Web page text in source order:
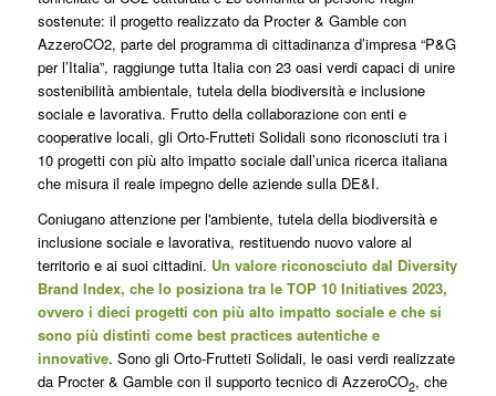
sostenute: il progetto realizzato da Procter & Gamble con
AzzeroCO2, parte del programma di cittadinanza d’impresa “P&G
per l’Italia”, raggiunge tutta Italia con 23 oasi verdi capaci di unire
sostenibilità ambientale, tutela della biodiversità e inclusione
sociale e lavorativa. Frutto della collaborazione con enti e
cooperative locali, gli Orto-Frutteti Solidali sono riconosciuti tra i
10 progetti con più alto impatto sociale dall’unica ricerca italiana
che misura il reale impegno delle aziende sulla DE&I.
Coniugano attenzione per l'ambiente, tutela della biodiversità e
inclusione sociale e lavorativa, restituendo nuovo valore al
territorio e ai suoi cittadini. Un valore riconosciuto dal Diversity
Brand Index, che lo posiziona tra le TOP 10 Initiatives 2023,
ovvero i dieci progetti con più alto impatto sociale e che si
sono più distinti come best practices autentiche e
innovative. Sono gli Orto-Frutteti Solidali, le oasi verdi realizzate
da Procter & Gamble con il supporto tecnico di AzzeroCO2, che